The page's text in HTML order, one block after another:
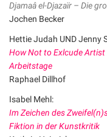
Djamaâ el-Djazaïr – Die
Jochen Becker
Hettie Judah UND Jenny
How Not to Exlcude
Arbeitstage
Raphael Dillhof
Isabel Mehl:
Im Zeichen des
Fiktion in der Kunstkritik